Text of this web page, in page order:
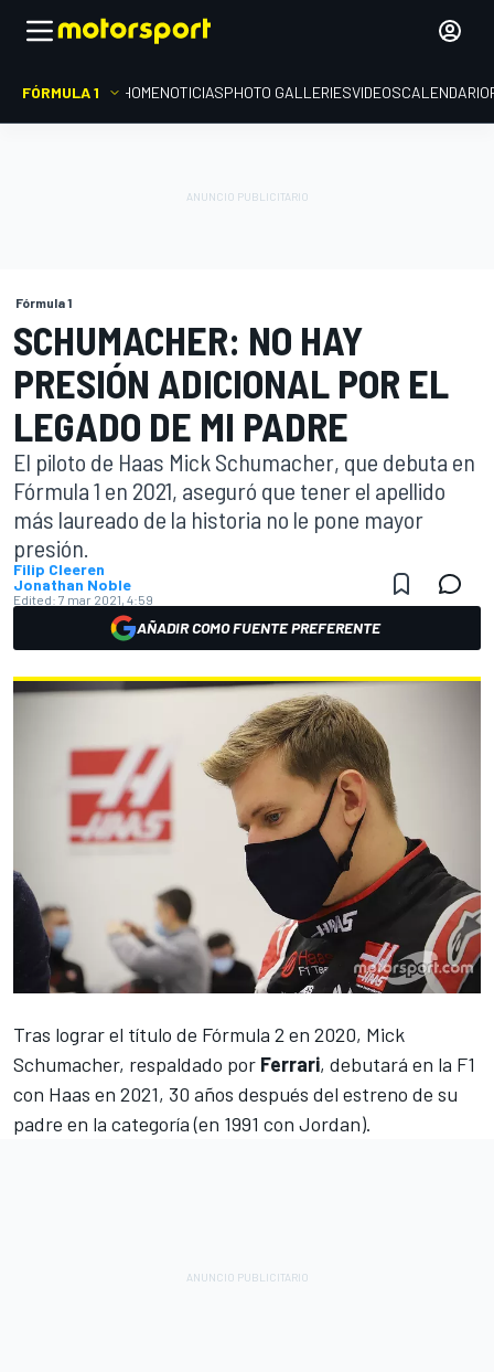
FÓRMULA 1 HOMENOTICIASPHOTO GALLERIESVIDEOSCALENDARIO
Fórmula 1
SCHUMACHER: NO HAY
PRESIÓN ADICIONAL POR EL
LEGADO DE MI PADRE
El piloto de Haas Mick Schumacher, que debuta en
Fórmula 1 en 2021, aseguró que tener el apellido
más laureado de la historia no le pone mayor
presión.
Filip Cleeren
Jonathan Noble
Edited: 7 mar 2021, 4:59
AÑADIR COMO FUENTE PREFERENTE
Tras lograr el título de Fórmula 2 en 2020, Mick
Schumacher, respaldado por Ferrari, debutará en la F1
con Haas en 2021, 30 años después del estreno de su
padre en la categoría (en 1991 con Jordan).